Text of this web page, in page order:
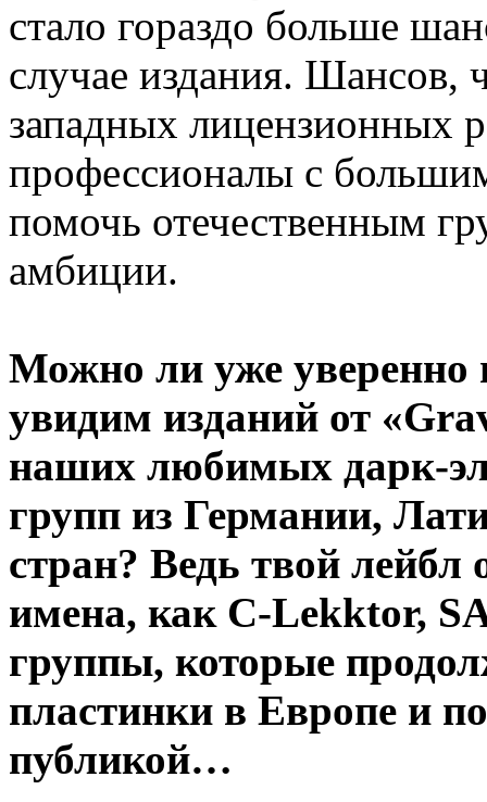
стало гораздо больше
случае издания. Шансов,
западных лицензионных
профессионалы с
помочь отечественным
амбиции.
Можно ли уже уверенно
увидим изданий от
наших любимых дарк-
групп из Германии,
стран? Ведь твой
имена, как C-Lekktor,
группы, которые
пластинки в Европе и
публикой…